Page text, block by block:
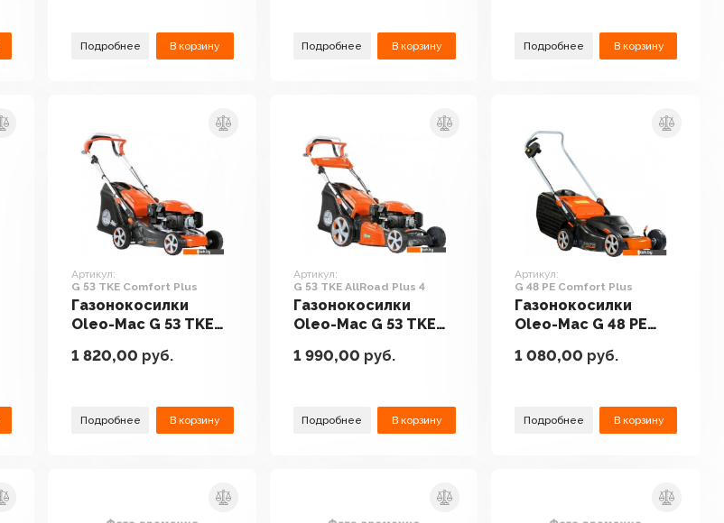
Подробнее В корзину Подробнее В корзину Подробнее В корзину
Артикул:
G 53 TKE Comfort Plus
Газонокосилки
Oleo-Mac G 53 TKE
1 820,00 руб.
Подробнее В корзину
Артикул:
G 53 TKE AllRoad Plus 4
Газонокосилки
Oleo-Mac G 53 TKE
1 990,00 руб.
Подробнее В корзину
Артикул:
G 48 PE Comfort Plus
Газонокосилки
Oleo-Mac G 48 PE
1 080,00 руб.
Подробнее В корзину